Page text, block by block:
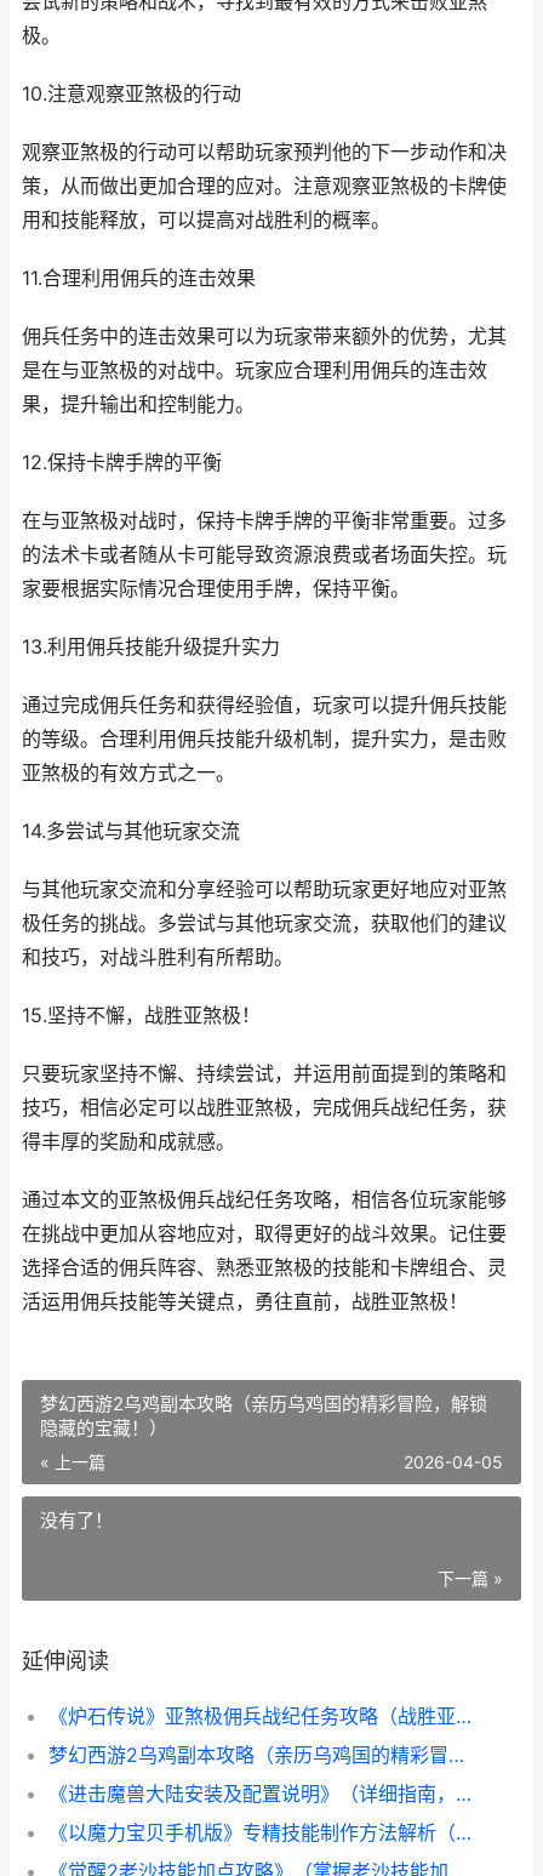
极。
10.注意观察亚煞极的行动
观察亚煞极的行动可以帮助玩家预判他的下一步动作和决
策，从而做出更加合理的应对。注意观察亚煞极的卡牌使
用和技能释放，可以提高对战胜利的概率。
11.合理利用佣兵的连击效果
佣兵任务中的连击效果可以为玩家带来额外的优势，尤其
是在与亚煞极的对战中。玩家应合理利用佣兵的连击效
果，提升输出和控制能力。
12.保持卡牌手牌的平衡
在与亚煞极对战时，保持卡牌手牌的平衡非常重要。过多
的法术卡或者随从卡可能导致资源浪费或者场面失控。玩
家要根据实际情况合理使用手牌，保持平衡。
13.利用佣兵技能升级提升实力
通过完成佣兵任务和获得经验值，玩家可以提升佣兵技能
的等级。合理利用佣兵技能升级机制，提升实力，是击败
亚煞极的有效方式之一。
14.多尝试与其他玩家交流
与其他玩家交流和分享经验可以帮助玩家更好地应对亚煞
极任务的挑战。多尝试与其他玩家交流，获取他们的建议
和技巧，对战斗胜利有所帮助。
15.坚持不懈，战胜亚煞极！
只要玩家坚持不懈、持续尝试，并运用前面提到的策略和
技巧，相信必定可以战胜亚煞极，完成佣兵战纪任务，获
得丰厚的奖励和成就感。
通过本文的亚煞极佣兵战纪任务攻略，相信各位玩家能够
在挑战中更加从容地应对，取得更好的战斗效果。记住要
选择合适的佣兵阵容、熟悉亚煞极的技能和卡牌组合、灵
活运用佣兵技能等关键点，勇往直前，战胜亚煞极！
梦幻西游2乌鸡副本攻略（亲历乌鸡国的精彩冒险，解锁
隐藏的宝藏！）
« 上一篇 2026-04-05
没有了！
下一篇 »
延伸阅读
《炉石传说》亚煞极佣兵战纪任务攻略（战胜亚煞极，完成佣兵战纪任务！）
梦幻西游2乌鸡副本攻略（亲历乌鸡国的精彩冒险，解锁隐藏的宝藏！）
《进击魔兽大陆安装及配置说明》（详细指南，助你顺利踏上冒险之旅）
《以魔力宝贝手机版》专精技能制作方法解析（掌握魔力宝贝手机版的专精技能制作技巧，轻松提升实力）